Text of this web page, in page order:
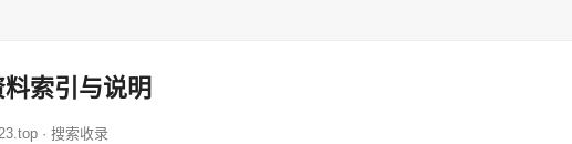
索引与说明
· 搜索收录